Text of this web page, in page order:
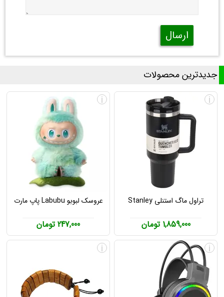
ارسال
جدیدترین محصولات
تراول ماگ استنلی Stanley
1,859,000 تومان
i
عروسک لبوبو Labubu پاپ مارت
247,000 تومان
i
i
i